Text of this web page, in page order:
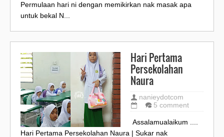
Permulaan hari ni dengan memikirkan nak masak apa
untuk bekal N...
Hari Pertama
Persekolahan
Naura
nanieydotcom
5 comment
Assalamualaikum ....
Hari Pertama Persekolahan Naura | Sukar nak